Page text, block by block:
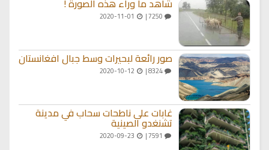
صور رائعة لبحيرات وسط جبال افغانستان
8324 |
غابات على ناطحات سحاب في مدينة
تشنغدو الصينية